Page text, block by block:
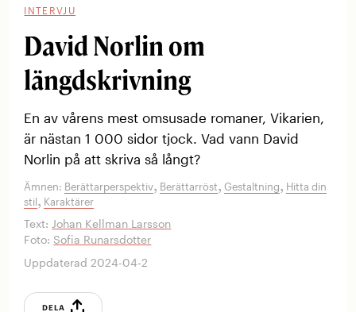
INTERVJU
David Norlin om
längdskrivning
En av vårens mest omsusade romaner, Vikarien,
är nästan 1 000 sidor tjock. Vad vann David
Norlin på att skriva så långt?
Ämnen: Berättarperspektiv, Berättarröst,Gestaltning, Hitta din
stil, Karaktärer
Text: Johan Kellman Larsson
Foto: Sofia Runarsdotter
Uppdaterad 2024-04-2
DELA